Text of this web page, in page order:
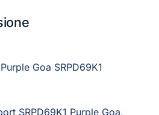
SRPD69K1 Purple Goa,